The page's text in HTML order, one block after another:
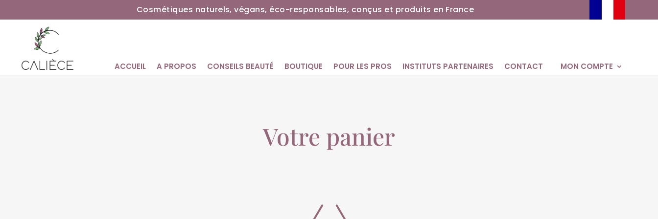
Cosmétiques naturels, végans, éco-responsables, conçus et produits en France
ACCUEIL A PROPOS CONSEILS BEAUTÉ BOUTIQUE POUR LES PROS INSTITUTS PARTENAIRES CONTACT MON COMPTE
Votre panier